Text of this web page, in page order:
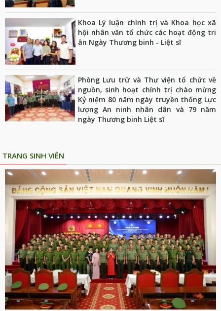
Khoa Lý luận chính trị và Khoa học xã
hội nhân văn tổ chức các hoạt động tri
ân Ngày Thương binh - Liệt sĩ
Phòng Lưu trữ và Thư viện tổ chức về
nguồn, sinh hoạt chính trị chào mừng
Kỷ niệm 80 năm ngày truyền thống Lực
lượng An ninh nhân dân và 79 năm
ngày Thương binh Liệt sĩ
TRANG SINH VIÊN